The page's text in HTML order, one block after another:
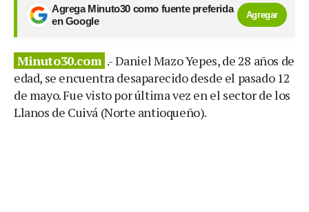
Agrega Minuto30 como fuente preferida
en Google
Agregar
Minuto30.com .- Daniel Mazo Yepes, de 28 años de
edad, se encuentra desaparecido desde el pasado 12
de mayo. Fue visto por última vez en el sector de los
Llanos de Cuivá (Norte antioqueño).